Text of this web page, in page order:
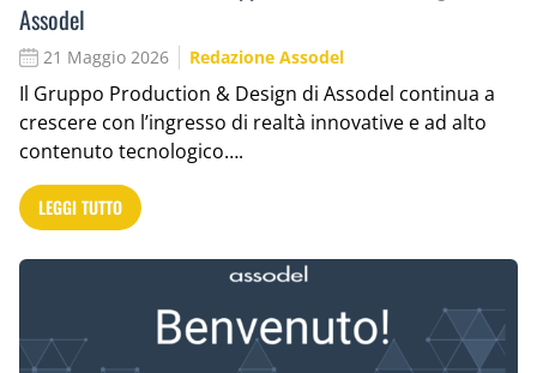
Assodel
21 Maggio 2026 Redazione Assodel
Il Gruppo Production & Design di Assodel continua a
crescere con l’ingresso di realtà innovative e ad alto
contenuto tecnologico….
LEGGI TUTTO